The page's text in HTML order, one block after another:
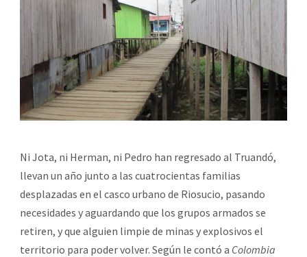
Ni Jota, ni Herman, ni Pedro han regresado al Truandó,
llevan un año junto a las cuatrocientas familias
desplazadas en el casco urbano de Riosucio, pasando
necesidades y aguardando que los grupos armados se
retiren, y que alguien limpie de minas y explosivos el
territorio para poder volver. Según le contó a Colombia